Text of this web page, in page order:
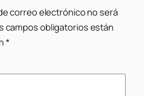
correo electrónico no será
campos obligatorios están
*